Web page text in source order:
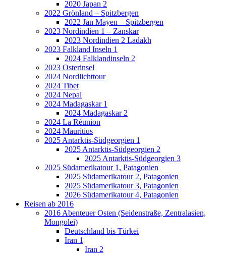
2020 Japan 2
2022 Grönland – Spitzbergen
2022 Jan Mayen – Spitzbergen
2023 Nordindien 1 – Zanskar
2023 Nordindien 2 Ladakh
2023 Falkland Inseln 1
2024 Falklandinseln 2
2023 Osterinsel
2024 Nordlichttour
2024 Tibet
2024 Nepal
2024 Madagaskar 1
2024 Madagaskar 2
2024 La Réunion
2024 Mauritius
2025 Antarktis-Südgeorgien 1
2025 Antarktis-Südgeorgien 2
2025 Antarktis-Südgeorgien 3
2025 Südamerikatour 1, Patagonien
2025 Südamerikatour 2, Patagonien
2025 Südamerikatour 3, Patagonien
2026 Südamerikatour 4, Patagonien
Reisen ab 2016
2016 Abenteuer Osten (Seidenstraße, Zentralasien,
Mongolei)
Deutschland bis Türkei
Iran 1
Iran 2